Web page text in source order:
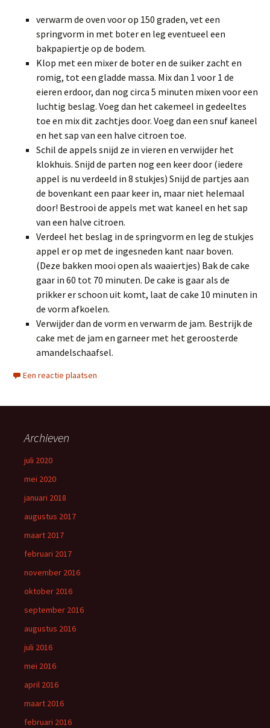
verwarm de oven voor op 150 graden, vet een
springvorm in met boter en leg eventueel een
bakpapiertje op de bodem.
Klop met een mixer de boter en de suiker zacht en
romig, tot een gladde massa. Mix dan 1 voor 1 de
eieren erdoor, dan nog circa 5 minuten mixen voor een
luchtig beslag. Voeg dan het cakemeel in gedeeltes
toe en mix dit zachtjes door. Voeg dan een snuf kaneel
en het sap van een halve citroen toe.
Schil de appels snijd ze in vieren en verwijder het
klokhuis. Snijd de parten nog een keer door (iedere
appel is nu verdeeld in 8 stukjes) Snijd de partjes aan
de bovenkant een paar keer in, maar niet helemaal
door! Bestrooi de appels met wat kaneel en het sap
van een halve citroen.
Verdeel het beslag in de springvorm en leg de stukjes
appel er op met de ingesneden kant naar boven.
(Deze bakken mooi open als waaiertjes) Bak de cake
gaar in 60 tot 70 minuten. De cake is gaar als de
prikker er schoon uit komt, laat de cake 10 minuten in
de vorm afkoelen.
Verwijder dan de vorm en verwarm de jam. Bestrijk de
cake met de jam en garneer met het geroosterde
amandelschaafsel.
Een reactie plaatsen
Archieven
juli 2020
mei 2020
januari 2018
augustus 2017
maart 2017
februari 2017
november 2016
oktober 2016
september 2016
augustus 2016
juli 2016
mei 2016
april 2016
maart 2016
februari 2016